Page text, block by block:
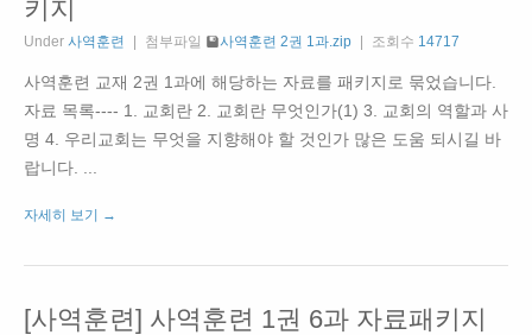
키지
Under 사역훈련 첨부파일 사역훈련 2권 1과.zip 조회수 14717
사역훈련 교재 2권 1과에 해당하는 자료를 패키지로 묶었습니다.
자료 목록---- 1. 교회란 2. 교회란 무엇인가(1) 3. 교회의 역할과 사
명 4. 우리교회는 무엇을 지향해야 할 것인가 많은 도움 되시길 바
랍니다. ...
자세히 보기 →
[사역훈련] 사역훈련 1권 6과 자료패키지